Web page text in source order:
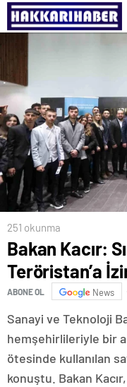
251 okunma
Bakan Kacır:
Teröristan’a
ABONE OL News
Sanayi ve Teknoloji
hemşehirlileriyle bir
ötesinde kullanılan
konuştu. Bakan Kacır,